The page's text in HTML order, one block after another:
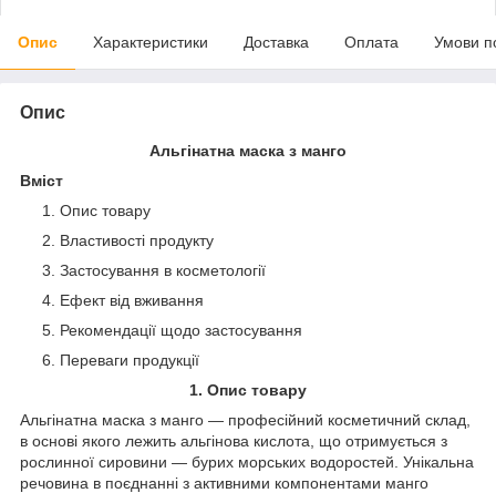
Опис Характеристики Доставка Оплата Умови
Опис
Альгінатна маска з манго
Вміст
Опис товару
Властивості продукту
Застосування в косметології
Ефект від вживання
Рекомендації щодо застосування
Переваги продукції
1. Опис товару
Альгінатна маска з манго — професійний косметичний склад,
в основі якого лежить альгінова кислота, що отримується з
рослинної сировини — бурих морських водоростей. Унікальна
речовина в поєднанні з активними компонентами манго